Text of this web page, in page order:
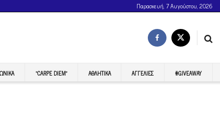
Παρασκευή, 7 Αυγούστου, 2026
“CARPE DIEM” ΑΘΛΗΤΙΚΆ ΑΓΓΕΛΊΕΣ #GIVEAWAY